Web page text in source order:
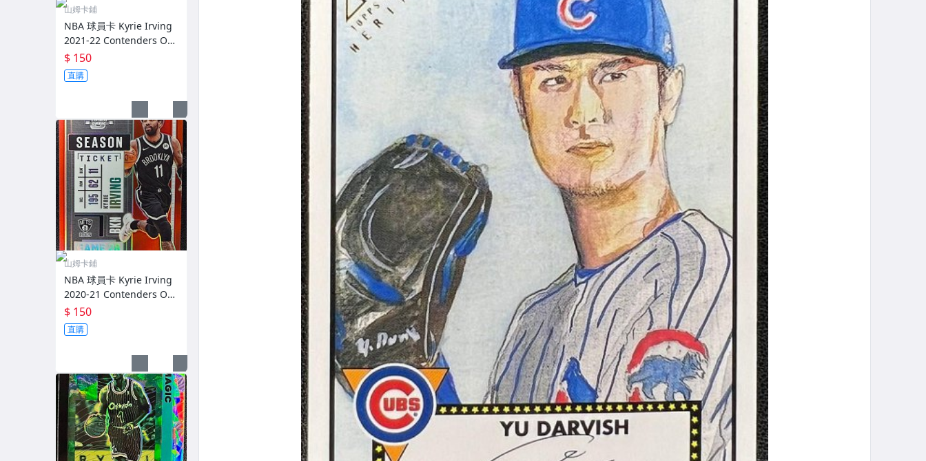
山姆卡鋪
NBA 球員卡 Kyrie Irving
2021-22 Contenders Opt
ic Prizm 銀亮 閃卡
$ 150
直購
山姆卡鋪
NBA 球員卡 Kyrie Irving
2020-21 Contenders Opt
ic Red Prizm 紅亮
$ 150
直購